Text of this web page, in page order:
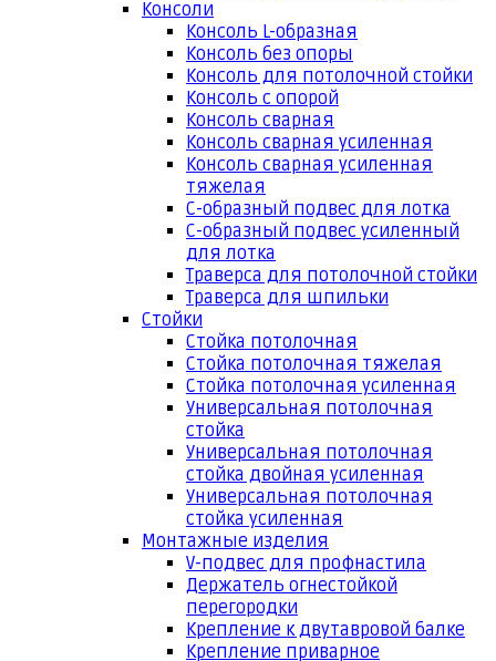
Консоли
Консоль L-образная
Консоль без опоры
Консоль для потолочной стойки
Консоль с опорой
Консоль сварная
Консоль сварная усиленная
Консоль сварная усиленная
тяжелая
С-образный подвес для лотка
С-образный подвес усиленный
для лотка
Траверса для потолочной стойки
Траверса для шпильки
Стойки
Стойка потолочная
Стойка потолочная тяжелая
Стойка потолочная усиленная
Универсальная потолочная
стойка
Универсальная потолочная
стойка двойная усиленная
Универсальная потолочная
стойка усиленная
Монтажные изделия
V-подвес для профнастила
Держатель огнестойкой
перегородки
Крепление к двутавровой балке
Крепление приварное